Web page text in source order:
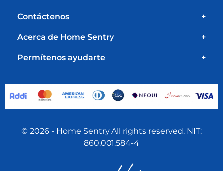
Contáctenos +
Acerca de Home Sentry +
Permítenos ayudarte +
© 2026 - Home Sentry All rights reserved. NIT:
860.001.584-4